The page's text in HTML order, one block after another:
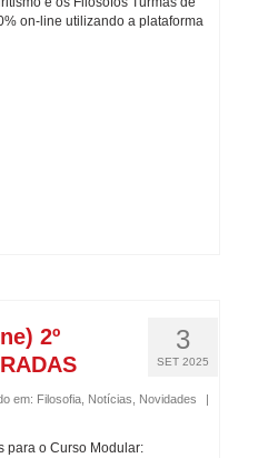
on-line utilizando a plataforma
3
SET 2025
2º
em: Filosofia, Notícias Novidades
|
para o Curso Modular: